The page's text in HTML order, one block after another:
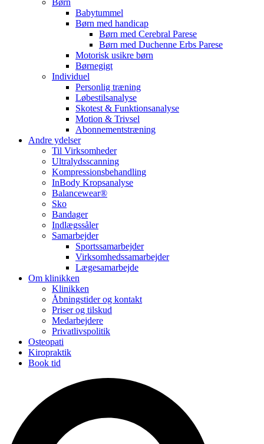
Børn
Babytummel
Børn med handicap
Børn med Cerebral Parese
Børn med Duchenne Erbs Parese
Motorisk usikre børn
Børnegigt
Individuel
Personlig træning
Løbestilsanalyse
Skotest & Funktionsanalyse
Motion & Trivsel
Abonnementstræning
Andre ydelser
Til Virksomheder
Ultralydsscanning
Kompressionsbehandling
InBody Kropsanalyse
Balancewear®
Sko
Bandager
Indlægssåler
Samarbejder
Sportssamarbejder
Virksomhedssamarbejder
Lægesamarbejde
Om klinikken
Klinikken
Åbningstider og kontakt
Priser og tilskud
Medarbejdere
Privatlivspolitik
Osteopati
Kiropraktik
Book tid